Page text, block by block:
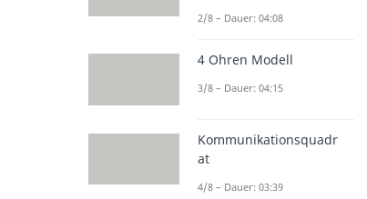
2/8 – Dauer: 04:08
4 Ohren Modell
3/8 – Dauer: 04:15
Kommunikationsquadr
at
4/8 – Dauer: 03:39